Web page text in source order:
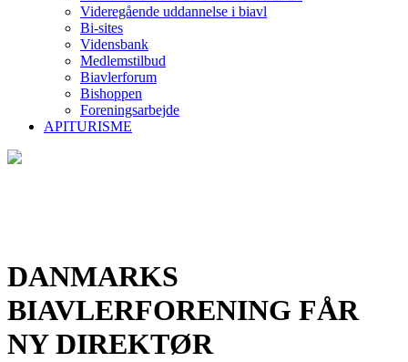
Videregående uddannelse i biavl
Bi-sites
Vidensbank
Medlemstilbud
Biavlerforum
Bishoppen
Foreningsarbejde
APITURISME
DANMARKS
BIAVLERFORENING FÅR
NY DIREKTØR